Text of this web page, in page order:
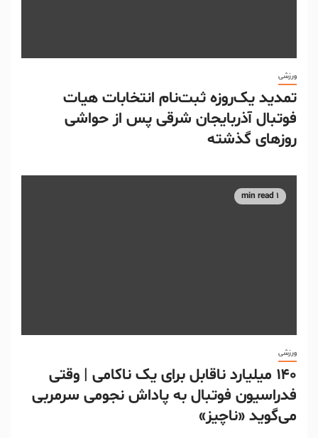
ورزشی
تمدید یک‌روزه ثبت‌نام انتخابات هیات
فوتبال آذربایجان‌ شرقی پس از حواشی
روزهای گذشته
1 min read
ورزشی
۱۴۰ میلیارد ناقابل برای یک ناکامی | وقتی
فدراسیون فوتبال به پاداش نجومی سرمربی
می‌گوید «ناچیز»